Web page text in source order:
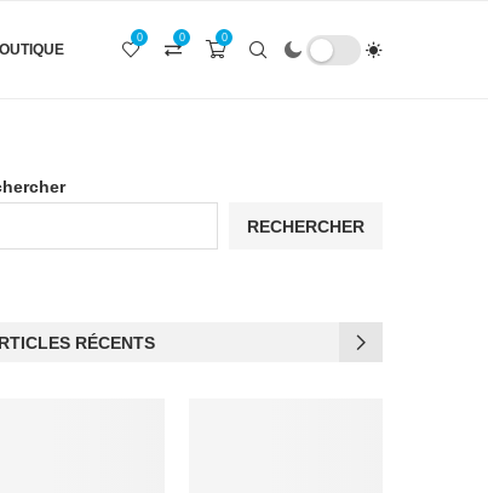
0
0
0
RECHERCHER
RÉCENTS